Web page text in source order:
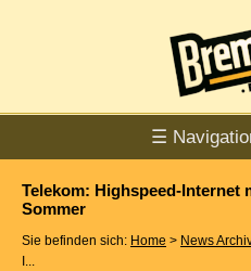
☰
Telekom: Highspeed-Internet
Sommer
Sie befinden sich: Home > News
I...